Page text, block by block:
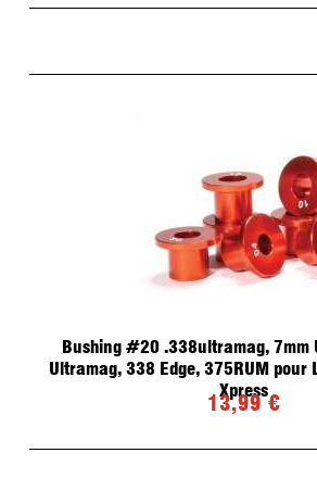
Bushing #20 .338ultramag, 7mm
Ultramag, 338 Edge, 375RUM pour
Xpress
13,99 €